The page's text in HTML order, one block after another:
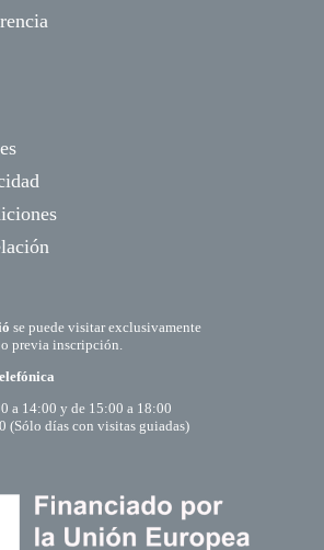
se puede visitar exclusivamente
previa inscripción.
a 14:00 y de 15:00 a 18:00
(Sólo días con visitas guiadas)